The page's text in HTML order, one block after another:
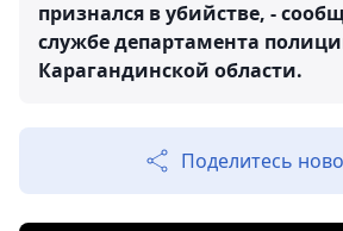
признался в убийстве, -
службе департамента
Карагандинской области.
Поделитесь